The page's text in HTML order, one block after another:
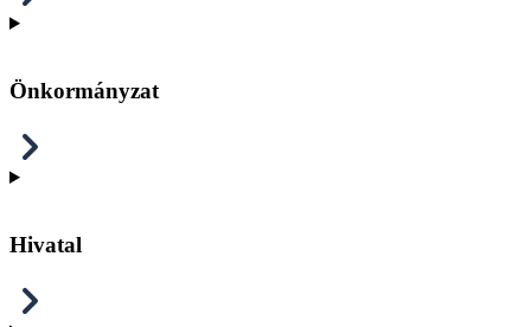
Önkormányzat
Hivatal